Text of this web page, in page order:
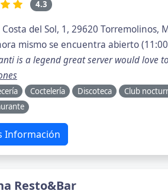
4.3
Costa del Sol, 1, 29620 Torremolinos,
mismo se encuentra abierto
is a legend great server would love
Coctelería Discoteca Club
Información
Resto&Bar